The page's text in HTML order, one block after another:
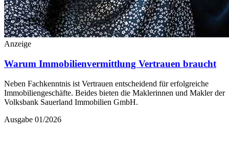
Anzeige
Warum Immobilienvermittlung Vertrauen braucht
Neben Fachkenntnis ist Vertrauen entscheidend für erfolgreiche
Immobiliengeschäfte. Beides bieten die Maklerinnen und Makler der
Volksbank Sauerland Immobilien GmbH.
Ausgabe 01/2026